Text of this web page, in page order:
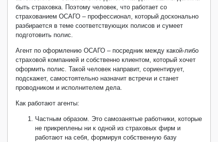
быть страховка. Поэтому человек, что работает со
страхованием ОСАГО – профессионал, который досконально
разбирается в теме соответствующих полисов и сумеет
подготовить полис.
Агент по оформлению ОСАГО – посредник между какой-либо
страховой компанией и собственно клиентом, который хочет
оформить полис. Такой человек направит, сориентирует,
подскажет, самостоятельно назначит встречи и станет
проводником и исполнителем дела.
Как работают агенты:
Частным образом. Это самозанятые работники, которые
не прикреплены ни к одной из страховых фирм и
работают на себя, формируя собственную базу